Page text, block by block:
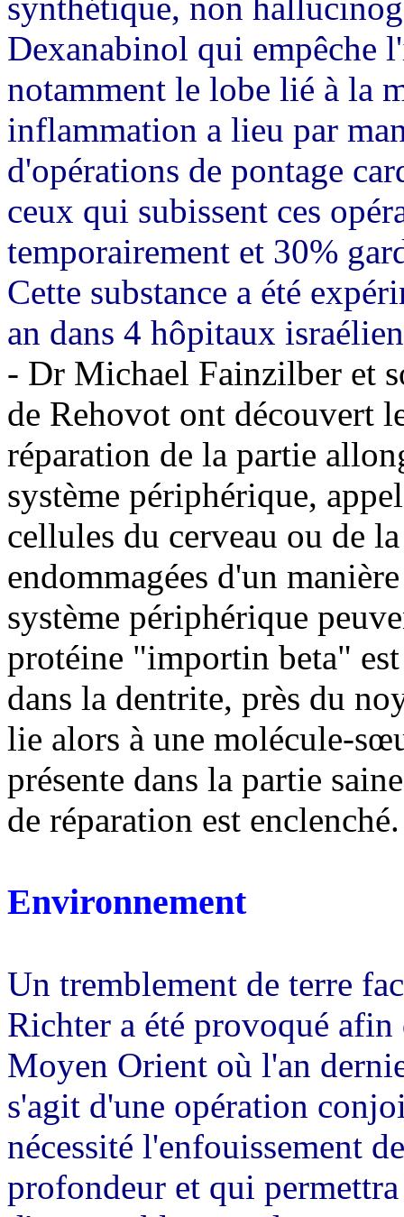
Dexanabinol qui empêche
notamment le lobe lié à la
inflammation a lieu par
d'opérations de pontage
ceux qui subissent ces
temporairement et 30%
Cette substance a été
an dans 4 hôpitaux
- Dr Michael Fainzilber et
de Rehovot ont découvert
réparation de la partie
système périphérique,
cellules du cerveau ou de
endommagées d'un
système périphérique
protéine "importin beta"
dans la dentrite, près du
lie alors à une molécule-
présente dans la partie
de réparation est enclenché.
Environnement
Un tremblement de terre
Richter a été provoqué
Moyen Orient où l'an
s'agit d'une opération
nécessité l'enfouissement
profondeur et qui